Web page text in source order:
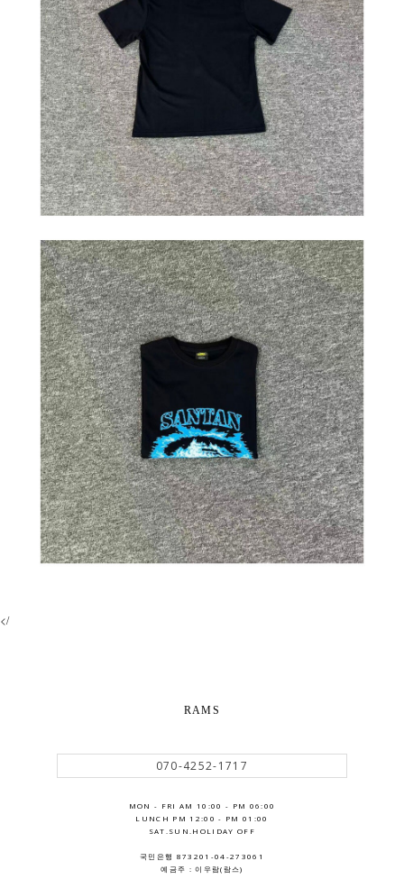
</
RAMS
070-4252-1717
MON - FRI AM 10:00 - PM 06:00
LUNCH PM 12:00 - PM 01:00
SAT.SUN.HOLIDAY OFF
국민은행 873201-04-273061
예금주 : 이우람(람스)